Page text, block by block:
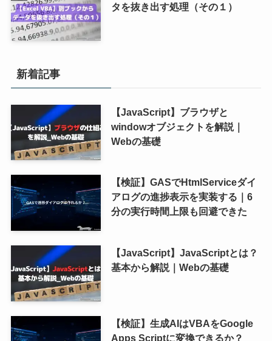
タを抜き出す処理（その１）
新着記事
【JavaScript】ブラウザと
windowオブジェクトを解説｜
Webの基礎
【検証】GASでHtmlServiceダイ
アログの進捗表示を実装する｜6
分の実行時間上限も回避できた
【JavaScript】JavaScriptとは？
基本から解説｜Webの基礎
【検証】生成AIはVBAをGoogle
Apps Scriptに変換できるか？